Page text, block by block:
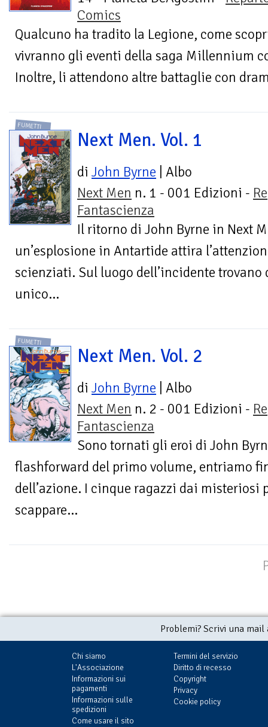
Comics
Qualcuno ha tradito la Legione, come
vivranno gli eventi della saga Millennium
Inoltre, li attendono altre battaglie con
FUMETTI
Next Men. Vol. 1
di John Byrne | Albo
Next Men n. 1 - 001 Edizioni -
Fantascienza
Il ritorno di John Byrne in Next
un’esplosione in Antartide attira
scienziati. Sul luogo dell’incidente trovano
unico...
FUMETTI
Next Men. Vol. 2
di John Byrne | Albo
Next Men n. 2 - 001 Edizioni -
Fantascienza
Sono tornati gli eroi di John
flashforward del primo volume, entriamo
dell’azione. I cinque ragazzi dai
scappare...
Problemi? Scrivi una
Chi siamo
L'Associazione
Informazioni sui
pagamenti
Informazioni sulle
spedizioni
Come usare il sito
Termini del servizio
Diritto di recesso
Copyright
Privacy
Cookie policy